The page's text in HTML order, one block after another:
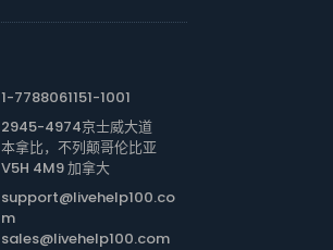
1-7788061151-1001
2945-4974京士威大道
本拿比，不列颠哥伦比亚
V5H 4M9 加拿大
support@livehelp100.co
m
sales@livehelp100.com